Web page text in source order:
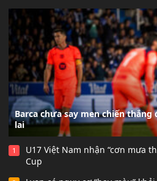
Barca chưa say men chiến
lai
1
U17 Việt Nam nhận “cơn mưa
Cup